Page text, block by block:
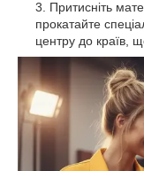
Притисніть
прокатайте
центру до країв,